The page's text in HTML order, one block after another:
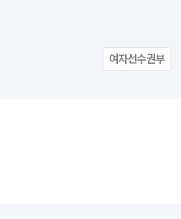
여자선수권부